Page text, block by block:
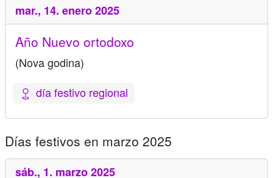
mar., 14. enero 2025
Año Nuevo ortodoxo
(Nova godina)
día festivo regional
Días festivos en marzo 2025
sáb., 1. marzo 2025